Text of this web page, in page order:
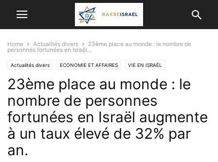
Home Actualités divers
23ème place au monde : le nombre de
personnes fortunées en Israël...
Actualités divers ECONOMIE ET ​​AFFAIRES VIE EN ISRAËL
23ème place au monde : le
nombre de personnes
fortunées en Israël augmente
à un taux élevé de 32% par
an.